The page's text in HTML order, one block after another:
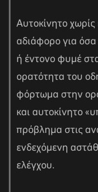
Αυτοκίνητο
αδιάφορο για
ή έντονο φυμέ
ορατότητα του
φόρτωμα στην
και αυτοκίνητο
πρόβλημα στις
ενδεχόμενη
ελέγχου.